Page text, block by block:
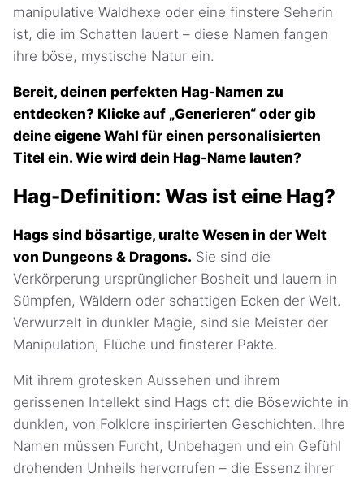
manipulative Waldhexe oder eine finstere Seherin
ist, die im Schatten lauert – diese Namen fangen
ihre böse, mystische Natur ein.
Bereit, deinen perfekten Hag-Namen zu
entdecken? Klicke auf „Generieren“ oder gib
deine eigene Wahl für einen personalisierten
Titel ein. Wie wird dein Hag-Name lauten?
Hag-Definition: Was ist eine Hag?
Hags sind bösartige, uralte Wesen in der Welt
von Dungeons & Dragons. Sie sind die
Verkörperung ursprünglicher Bosheit und lauern in
Sümpfen, Wäldern oder schattigen Ecken der Welt.
Verwurzelt in dunkler Magie, sind sie Meister der
Manipulation, Flüche und finsterer Pakte.
Mit ihrem grotesken Aussehen und ihrem
gerissenen Intellekt sind Hags oft die Bösewichte in
dunklen, von Folklore inspirierten Geschichten. Ihre
Namen müssen Furcht, Unbehagen und ein Gefühl
drohenden Unheils hervorrufen – die Essenz ihrer